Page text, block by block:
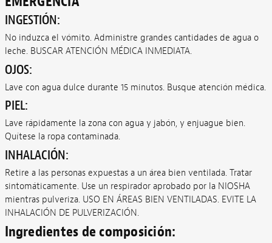
INGESTIÓN:
No induzca el vómito. Administre grandes cantidades de agua o
leche. BUSCAR ATENCIÓN MÉDICA INMEDIATA.
OJOS:
Lave con agua dulce durante 15 minutos. Busque atención médica.
PIEL:
Lave rápidamente la zona con agua y jabón, y enjuague bien.
Quítese la ropa contaminada.
INHALACIÓN:
Retire a las personas expuestas a un área bien ventilada. Tratar
sintomáticamente. Use un respirador aprobado por la NIOSHA
mientras pulveriza. USO EN ÁREAS BIEN VENTILADAS. EVITE LA
INHALACIÓN DE PULVERIZACIÓN.
Ingredientes de composición: